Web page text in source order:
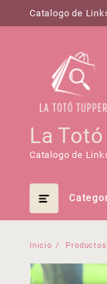
Catalogo de
La
Catalogo de
Inicio Productos